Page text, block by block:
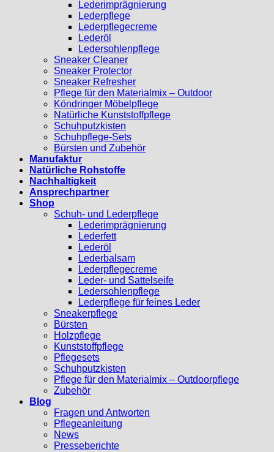
Lederimprägnierung
Lederpflege
Lederpflegecreme
Lederöl
Ledersohlenpflege
Sneaker Cleaner
Sneaker Protector
Sneaker Refresher
Pflege für den Materialmix – Outdoor
Köndringer Möbelpflege
Natürliche Kunststoffpflege
Schuhputzkisten
Schuhpflege-Sets
Bürsten und Zubehör
Manufaktur
Natürliche Rohstoffe
Nachhaltigkeit
Ansprechpartner
Shop
Schuh- und Lederpflege
Lederimprägnierung
Lederfett
Lederöl
Lederbalsam
Lederpflegecreme
Leder- und Sattelseife
Ledersohlenpflege
Lederpflege für feines Leder
Sneakerpflege
Bürsten
Holzpflege
Kunststoffpflege
Pflegesets
Schuhputzkisten
Pflege für den Materialmix – Outdoorpflege
Zubehör
Blog
Fragen und Antworten
Pflegeanleitung
News
Presseberichte